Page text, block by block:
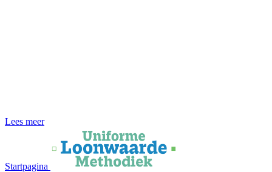
Lees meer
Startpagina